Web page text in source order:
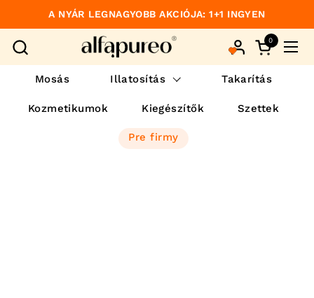
Preskočiť na obsah
A NYÁR LEGNAGYOBB AKCIÓJA: 1+1 INGYEN
TEGYÉL PÁROS SZÁMÚ TERMÉKET A KOSÁRBA,
MINDEN MÁSODIKAT INGYEN KAPOD.
Otvorte
0
Mosás Illatosítás Takarítás
Kozmetikumok Kiegészítők Szettek
Pre firmy